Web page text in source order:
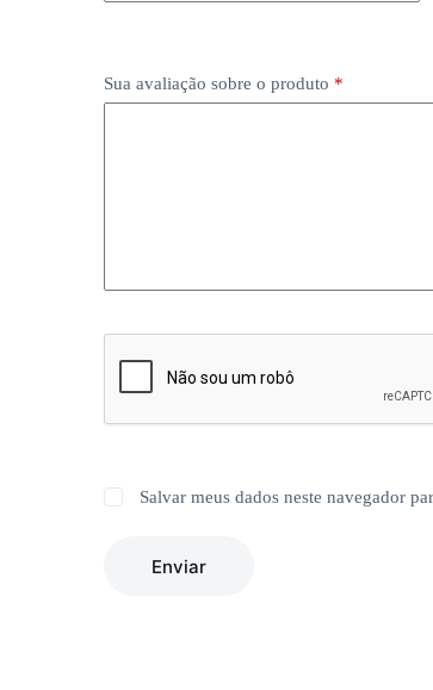
Sua avaliação sobre o produto *
Salvar meus dados neste navegador
Enviar